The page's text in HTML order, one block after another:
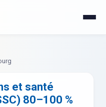
et santé
80–100 %